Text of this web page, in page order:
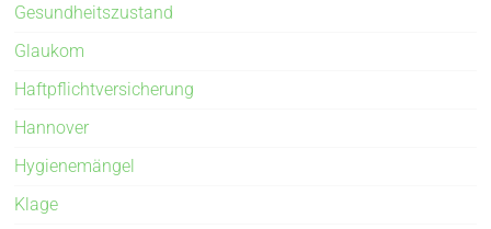
Gesundheitszustand
Glaukom
Haftpflichtversicherung
Hannover
Hygienemängel
Klage